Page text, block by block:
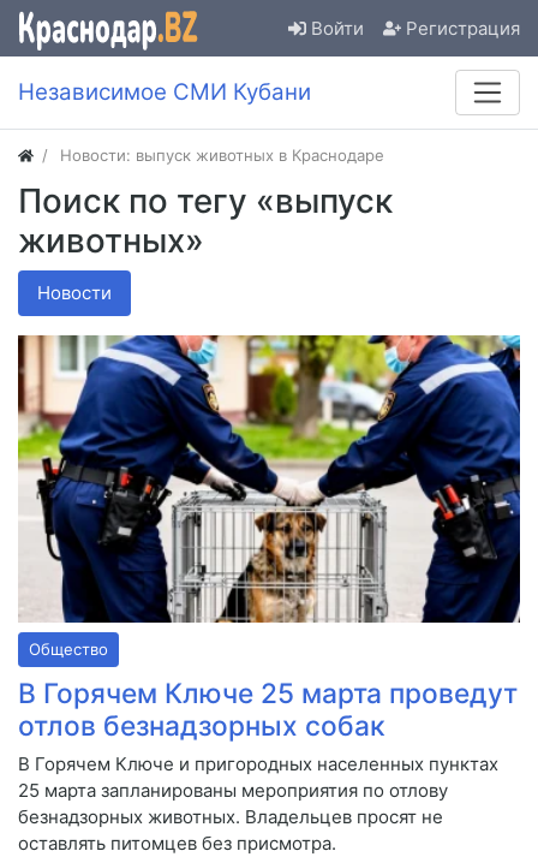
Войти Регистрация
Независимое СМИ Кубани
Новости: выпуск животных в Краснодаре
Поиск по тегу «выпуск
животных»
Новости
Общество
В Горячем Ключе 25 марта проведут
отлов безнадзорных собак
В Горячем Ключе и пригородных населенных пунктах
25 марта запланированы мероприятия по отлову
безнадзорных животных. Владельцев просят не
оставлять питомцев без присмотра.